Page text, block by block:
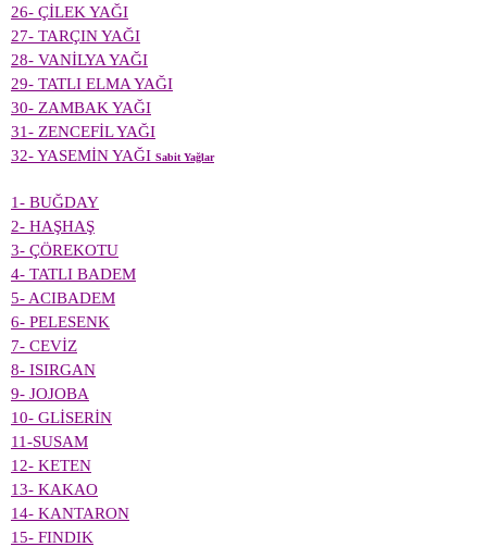
26- ÇİLEK YAĞI
27- TARÇIN YAĞI
28- VANİLYA YAĞI
29- TATLI ELMA YAĞI
30- ZAMBAK YAĞI
31- ZENCEFİL YAĞI
32- YASEMİN YAĞI Sabit Yağlar
1- BUĞDAY
2- HAŞHAŞ
3- ÇÖREKOTU
4- TATLI BADEM
5- ACIBADEM
6- PELESENK
7- CEVİZ
8- ISIRGAN
9- JOJOBA
10- GLİSERİN
11-SUSAM
12- KETEN
13- KAKAO
14- KANTARON
15- FINDIK